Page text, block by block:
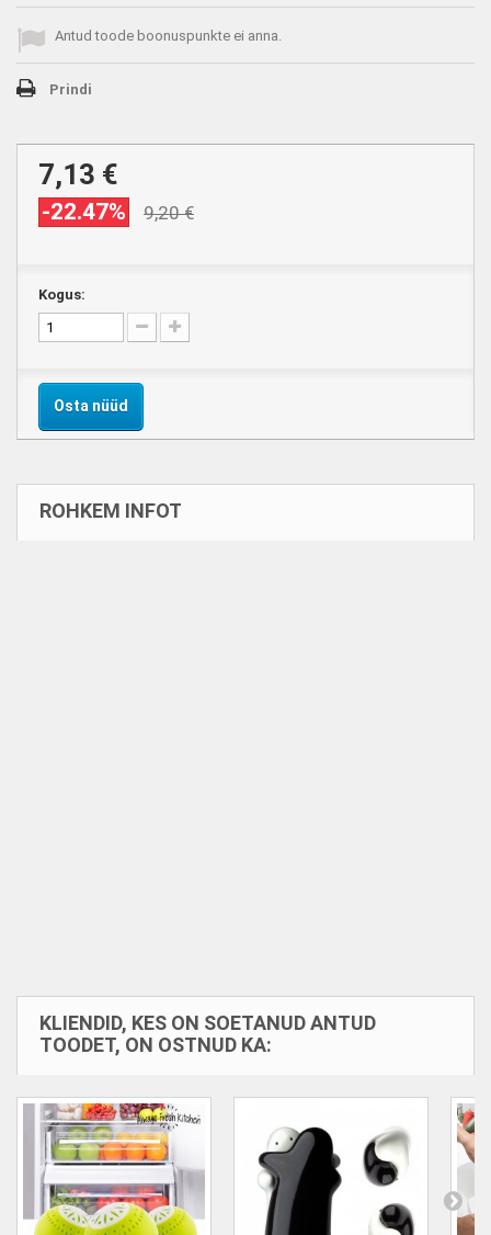
Antud toode boonuspunkte ei anna.
Prindi
7,13 €
-22.47% 9,20 €
Kogus:
Osta nüüd
ROHKEM INFOT
KLIENDID, KES ON SOETANUD ANTUD
TOODET, ON OSTNUD KA: